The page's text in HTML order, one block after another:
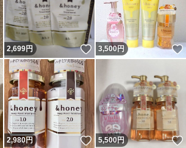
いいね！
2,699円 いいね！
3,500円
いいね！
2,980円 いいね！
5,500円